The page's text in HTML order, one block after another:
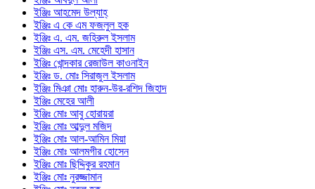
ইঞ্জিঃ আহমেদ উল্যাহ্
ইঞ্জিঃ এ কে এম ফজলুল হক
ইঞ্জিঃ এ. এম. জহিরুল ইসলাম
ইঞ্জিঃ এস. এম. মেহেদী হাসান
ইঞ্জিঃ খোন্দকার রেজাউল কাওনাইন
ইঞ্জিঃ ড. মোঃ সিরাজুল ইসলাম
ইঞ্জিঃ মিঞা মোঃ হারুন-উর-রশিদ জিহাদ
ইঞ্জিঃ মেহের আলী
ইঞ্জিঃ মোঃ আবু হোরায়রা
ইঞ্জিঃ মোঃ আব্দুল মজিদ
ইঞ্জিঃ মোঃ আল-আমিন মিয়া
ইঞ্জিঃ মোঃ আলমগীর হোসেন
ইঞ্জিঃ মোঃ ছিদ্দিকুর রহমান
ইঞ্জিঃ মোঃ নুরজ্জামান